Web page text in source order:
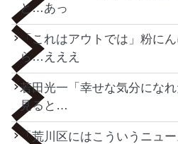
と…あっ
「これはアウトでは」粉に
ら…えええ
若田光一「幸せな気分にな
見ると…
「荒川区にはこういうニュー